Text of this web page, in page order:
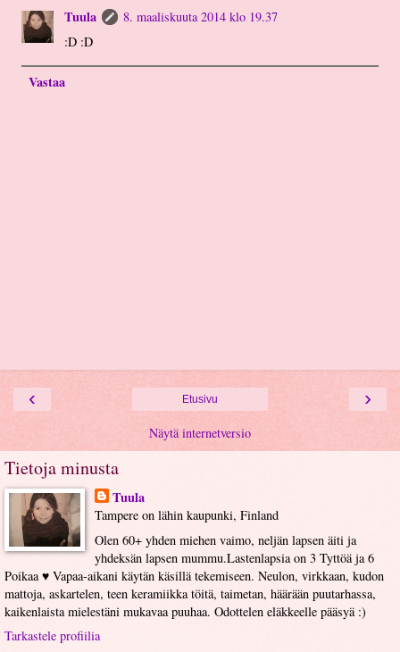
Tuula
8. maaliskuuta 2014 klo 19.37
:D :D
Vastaa
‹ ›
Etusivu
Näytä internetversio
Tietoja minusta
Tuula
Tampere on lähin kaupunki, Finland
Olen 60+ yhden miehen vaimo, neljän lapsen äiti ja
yhdeksän lapsen mummu.Lastenlapsia on 3 Tyttöä ja 6
Poikaa ♥ Vapaa-aikani käytän käsillä tekemiseen. Neulon, virkkaan, kudon
mattoja, askartelen, teen keramiikka töitä, taimetan, häärään puutarhassa,
kaikenlaista mielestäni mukavaa puuhaa. Odottelen eläkkeelle pääsyä :)
Tarkastele profiilia